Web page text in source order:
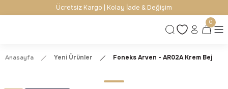
Ücretsiz Kargo | Kolay İade & Değişim
0
Anasayfa Yeni Ürünler Foneks Arven - AR02A Krem Bej